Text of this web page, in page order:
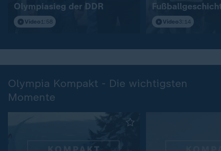
Olympiasieg der DDR
Video 1:58 Video3:14
Olympia Kompakt - Die wichtigsten
Momente